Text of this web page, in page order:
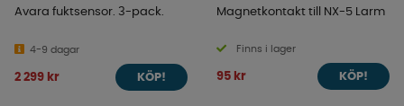
Avara fuktsensor. 3-pack.
4-9 dagar
2 299 kr KÖP!
Magnetkontakt till NX-5 Larm
Finns i lager
95 kr KÖP!